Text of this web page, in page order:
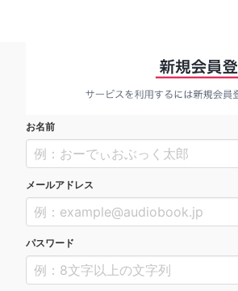
お名前
メールアドレス
パスワード